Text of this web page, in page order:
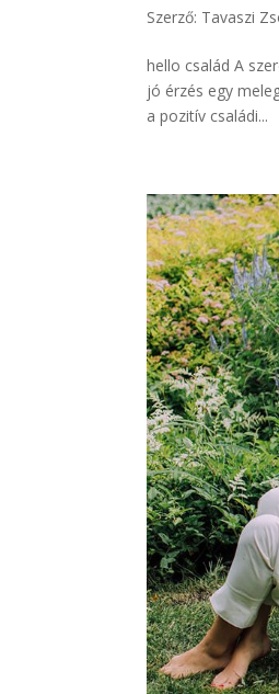
Szerző: Tavaszi
hello család A
jó érzés egy
a pozitív családi...